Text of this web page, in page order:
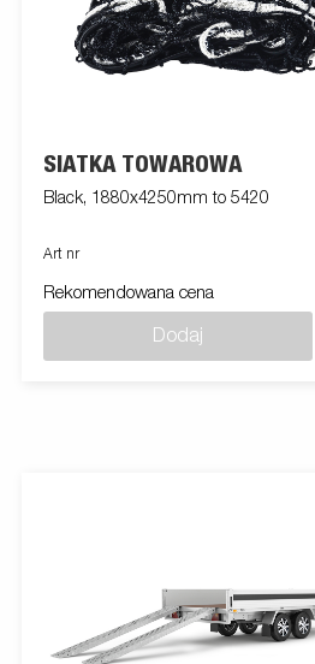
SIATKA TOWAROWA
Black, 1880x4250mm to 5420
Art nr
Rekomendowana cena
Dodaj